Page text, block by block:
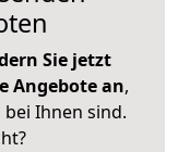
Sie jetzt
Angebote an,
Ihnen sind.